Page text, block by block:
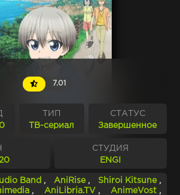
7.01
ТИП
ТВ-сериал
СТАТУС
Завершенное
СТУДИЯ
ENGI
Band , AniRise , Shiroi Kitsune ,
, AniLibria.TV , AnimeVost ,